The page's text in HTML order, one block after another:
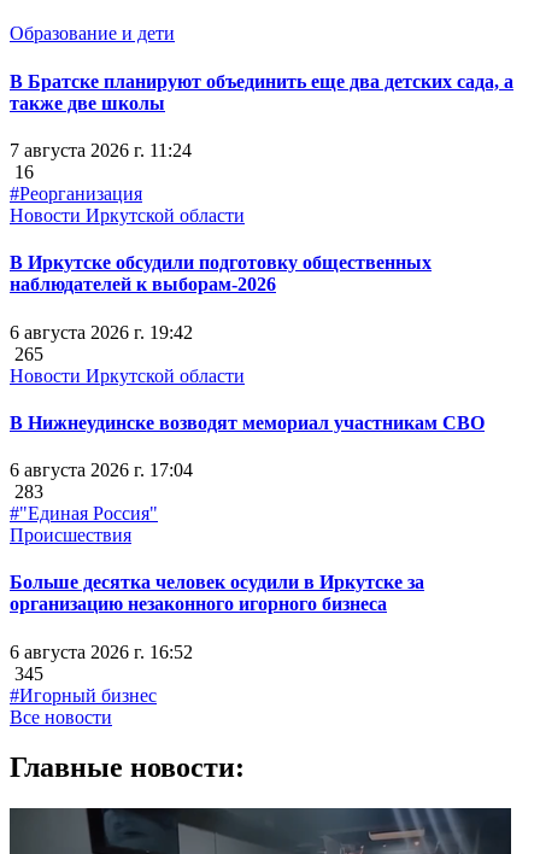
Образование и дети
В Братске планируют объединить еще два детских сада, а
также две школы
7 августа 2026 г. 11:24
16
#Реорганизация
Новости Иркутской области
В Иркутске обсудили подготовку общественных
наблюдателей к выборам-2026
6 августа 2026 г. 19:42
265
Новости Иркутской области
В Нижнеудинске возводят мемориал участникам СВО
6 августа 2026 г. 17:04
283
#"Единая Россия"
Происшествия
Больше десятка человек осудили в Иркутске за
организацию незаконного игорного бизнеса
6 августа 2026 г. 16:52
345
#Игорный бизнес
Все новости
Главные новости: